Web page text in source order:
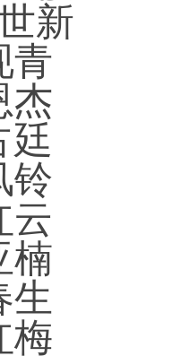
新
青
杰
廷
铃
云
楠
生
梅